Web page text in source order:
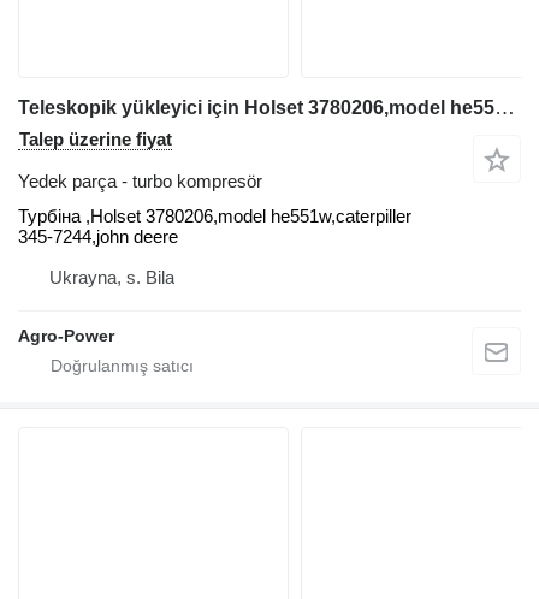
Teleskopik yükleyici için Holset 3780206,model he551w,caterpiller 345-7244,john deere Turbina ,Holse turbo kompresör
Talep üzerine fiyat
Yedek parça - turbo kompresör
Турбіна ,Holset 3780206,model he551w,caterpiller
345-7244,john deere
Ukrayna, s. Bila
Agro-Power